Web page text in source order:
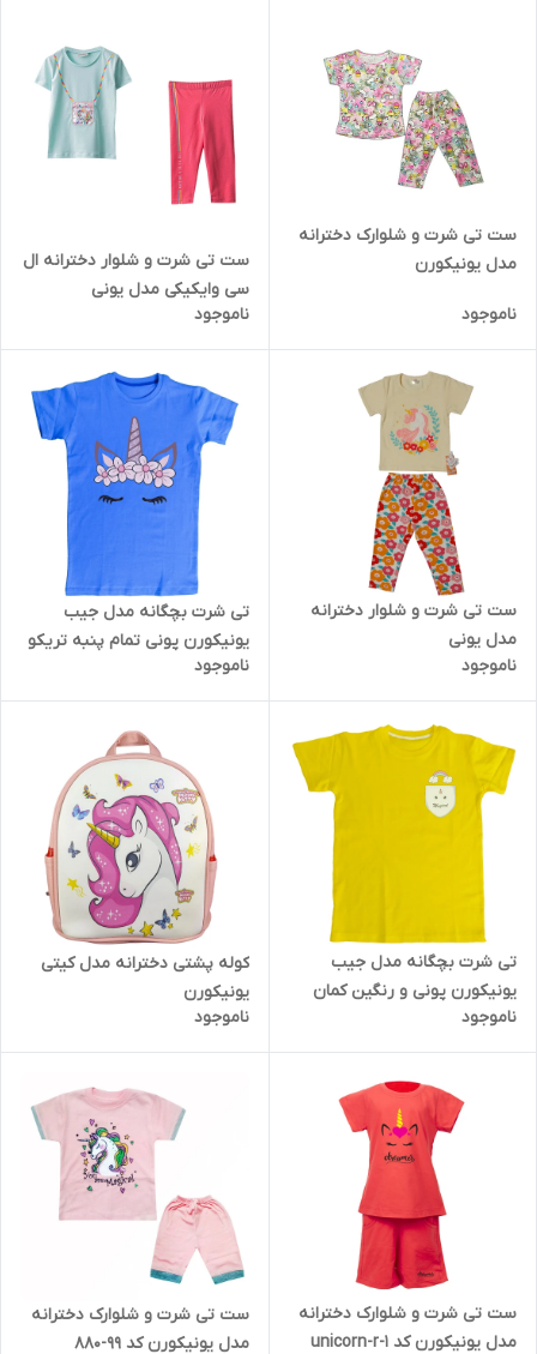
ست تی شرت و شلوارک دخترانه
مدل یونیکورن
ناموجود
ست تی شرت و شلوار دخترانه ال
سی وایکیکی مدل یونی
ناموجود
ست تی شرت و شلوار دخترانه
مدل یونی
ناموجود
تی شرت بچگانه مدل جیب
یونیکورن پونی تمام پنبه تریکو
ناموجود
تی شرت بچگانه مدل جیب
یونیکورن پونی و رنگین کمان
تمام پنبه تریکو
ناموجود
کوله پشتی دخترانه مدل کیتی
یونیکورن
ناموجود
ست تی شرت و شلوارک دخترانه
مدل یونیکورن کد unicorn-r-1
ست تی شرت و شلوارک دخترانه
مدل یونیکورن کد 99-880